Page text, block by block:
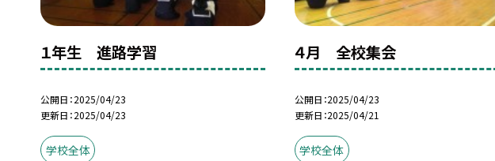
１年生 進路学習
公開日 2025/04/23
更新日 2025/04/23
学校全体
４月 全校集会
公開日 2025/04/23
更新日 2025/04/21
学校全体